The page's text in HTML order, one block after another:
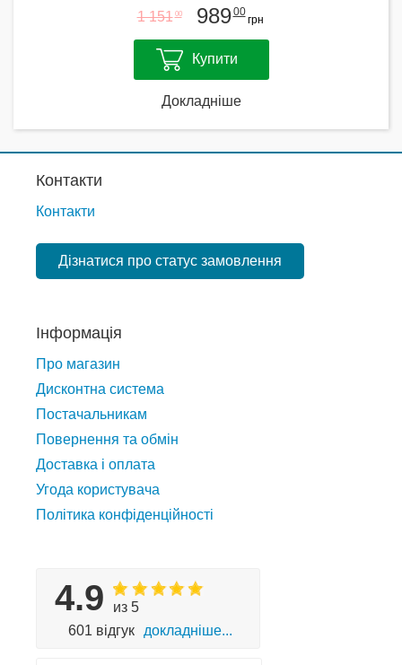
1 151 00 98900
грн
Купити
Докладніше
Контакти
Контакти
Дізнатися про статус замовлення
Інформація
Про магазин
Дисконтна система
Постачальникам
Повернення та обмін
Доставка і оплата
Угода користувача
Політика конфіденційності
4.9
из 5
601 відгук
докладніше...